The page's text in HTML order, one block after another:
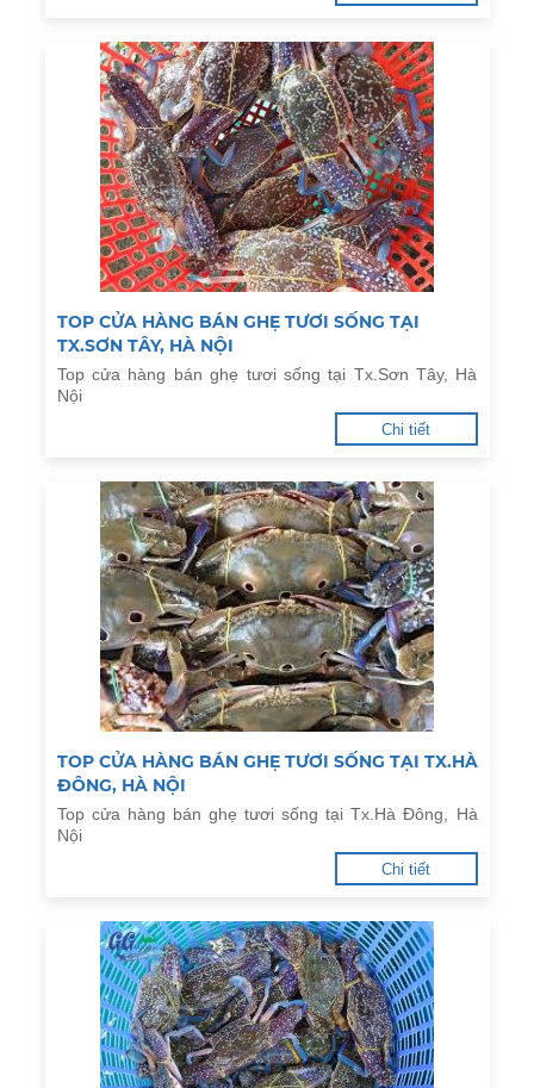
TOP CỬA HÀNG BÁN GHẸ TƯƠI SỐNG TẠI
TX.SƠN TÂY, HÀ NỘI
Top cửa hàng bán ghẹ tươi sống tại Tx.Sơn Tây, Hà
Nội
Chi tiết
TOP CỬA HÀNG BÁN GHẸ TƯƠI SỐNG TẠI TX.HÀ
ĐÔNG, HÀ NỘI
Top cửa hàng bán ghẹ tươi sống tại Tx.Hà Đông, Hà
Nội
Chi tiết